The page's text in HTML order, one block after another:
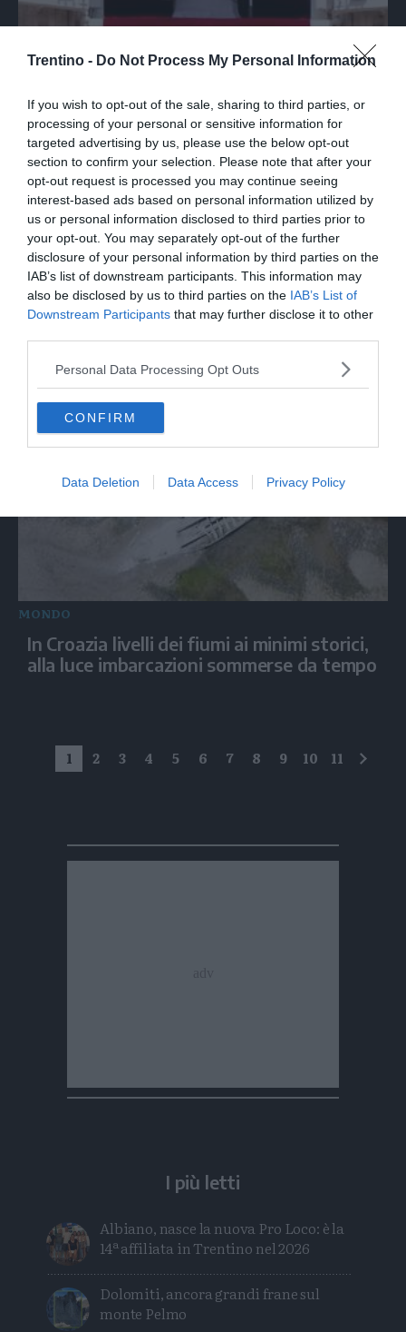
Trentino - Do Not Process My Personal Information
If you wish to opt-out of the sale, sharing to third parties, or
processing of your personal or sensitive information for
targeted advertising by us, please use the below opt-out
section to confirm your selection. Please note that after your
opt-out request is processed you may continue seeing
interest-based ads based on personal information utilized by
us or personal information disclosed to third parties prior to
your opt-out. You may separately opt-out of the further
disclosure of your personal information by third parties on the
IAB’s list of downstream participants. This information may
also be disclosed by us to third parties on the IAB’s List of
Downstream Participants that may further disclose it to other
Personal Data Processing Opt Outs
CONFIRM
Data Deletion Data Access Privacy Policy
Il Papa: "Basta violenze in Ucraina e
Russia, spazio a diplomazia"
ritiro Idf senza disarmo Hamas"
MONDO
In Croazia livelli dei fiumi ai minimi storici,
alla luce imbarcazioni sommerse da tempo
1 2 3 4 5 6 7 8 9 10 11
I più letti
Albiano, nasce la nuova Pro Loco: è la
14ª affiliata in Trentino nel 2026
Dolomiti, ancora grandi frane sul
monte Pelmo